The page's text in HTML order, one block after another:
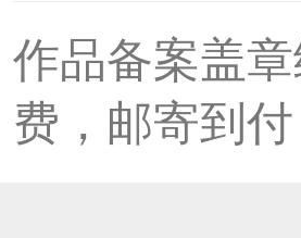
恭喜
作品备案盖
费，邮寄到付